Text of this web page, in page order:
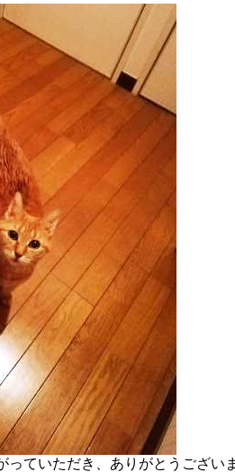
っていただき、ありがとうござい